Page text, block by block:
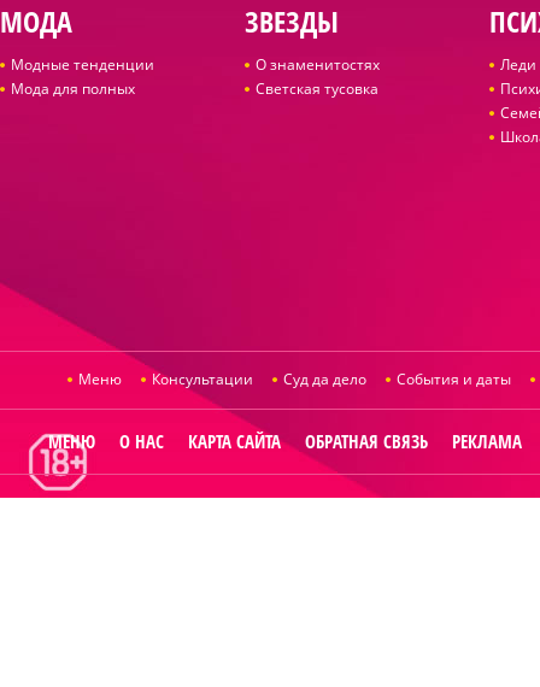
МОДА
Модные тенденции
Мода для полных
ЗВЕЗДЫ
О знаменитостях
Светская тусовка
Леди
Меню Консультации Суд да дело События и даты
МЕНЮ О НАС КАРТА САЙТА ОБРАТНАЯ СВЯЗЬ РЕКЛАМА